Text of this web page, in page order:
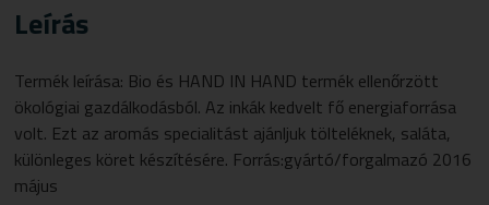
Leírás
Termék leírása: Bio és HAND IN HAND termék ellenőrzött
ökológiai gazdálkodásból. Az inkák kedvelt fő energiaforrása
volt. Ezt az aromás specialitást ajánljuk tölteléknek, saláta,
különleges köret készítésére. Forrás:gyártó/forgalmazó 2016
május